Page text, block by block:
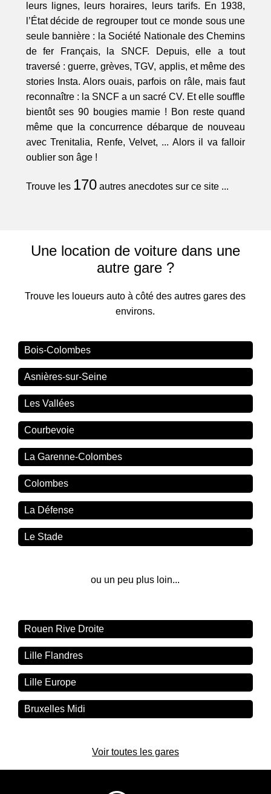
leurs lignes, leurs horaires, leurs tarifs. En 1938,
l’État décide de regrouper tout ce monde sous une
seule bannière : la Société Nationale des Chemins
de fer Français, la SNCF. Depuis, elle a tout
traversé : guerre, grèves, TGV, applis, et même des
stories Insta. Alors ouais, parfois on râle, mais faut
reconnaître : la SNCF a un sacré CV. Et elle souffle
bientôt ses 90 bougies mamie ! Bon reste quand
même que la concurrence débarque de nouveau
avec Trenitalia, Renfe, Velvet, ... Alors il va falloir
oublier son âge !
Trouve les 170autres anecdotes sur ce site ...
Une location de voiture dans une
autre gare ?
Trouve les loueurs auto à côté des autres gares des
environs.
Bois-Colombes
Asnières-sur-Seine
Les Vallées
Courbevoie
La Garenne-Colombes
Colombes
La Défense
Le Stade
ou un peu plus loin...
Rouen Rive Droite
Lille Flandres
Lille Europe
Bruxelles Midi
Voir toutes les gares